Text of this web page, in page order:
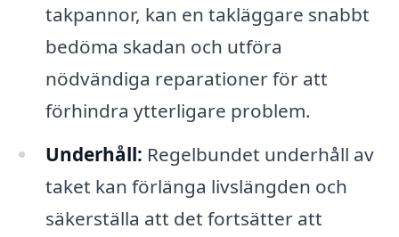
takpannor, kan en takläggare snabbt
bedöma skadan och utföra
nödvändiga reparationer för att
förhindra ytterligare problem.
Underhåll: Regelbundet underhåll av
taket kan förlänga livslängden och
säkerställa att det fortsätter att